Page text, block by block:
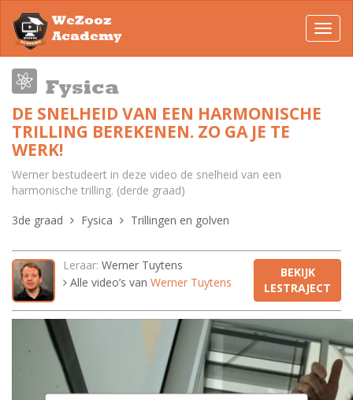
WeZooz
Academy
Fysica
DE SNELHEID VAN EEN HARMONISCHE
TRILLING BEREKENEN. ZO GA JE TE
WERK!
Werner bestudeert in deze video de snelheid van een
harmonische trilling. (derde graad)
3de graad
Fysica Trillingen en golven
Leraar: Werner Tuytens
Alle video’s van Werner Tuytens
BEKIJK
LESTRAJECT